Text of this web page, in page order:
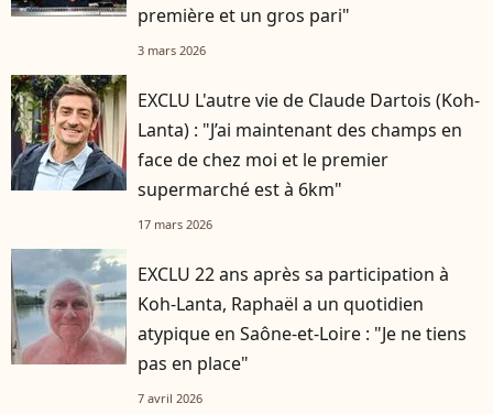
première et un gros pari"
3 mars 2026
EXCLU L'autre vie de Claude Dartois (Koh-
Lanta) : "J’ai maintenant des champs en
face de chez moi et le premier
supermarché est à 6km"
17 mars 2026
EXCLU 22 ans après sa participation à
Koh-Lanta, Raphaël a un quotidien
atypique en Saône-et-Loire : "Je ne tiens
pas en place"
7 avril 2026